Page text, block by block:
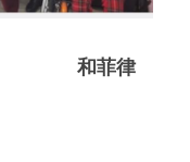
和菲律